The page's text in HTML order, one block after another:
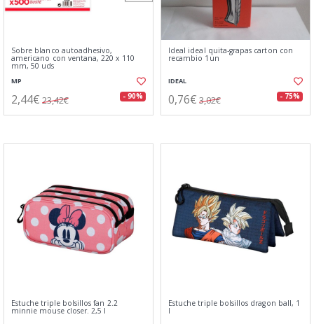
Sobre blanco autoadhesivo,
americano con ventana, 220 x 110
mm, 50 uds
MP
2,44€ 23,42€ - 90%
Ideal ideal quita-grapas carton con
recambio 1un
IDEAL
0,76€ 3,02€ - 75%
Estuche triple bolsillos fan 2.2
minnie mouse closer. 2,5 l
Estuche triple bolsillos dragon ball, 1
l